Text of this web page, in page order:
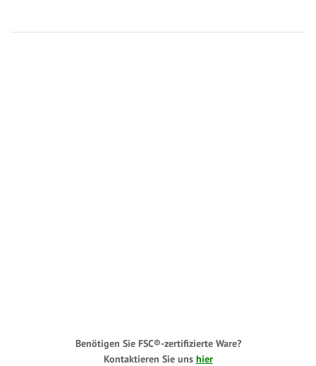
Benötigen Sie FSC®-zertifizierte Ware?
Kontaktieren Sie uns hier